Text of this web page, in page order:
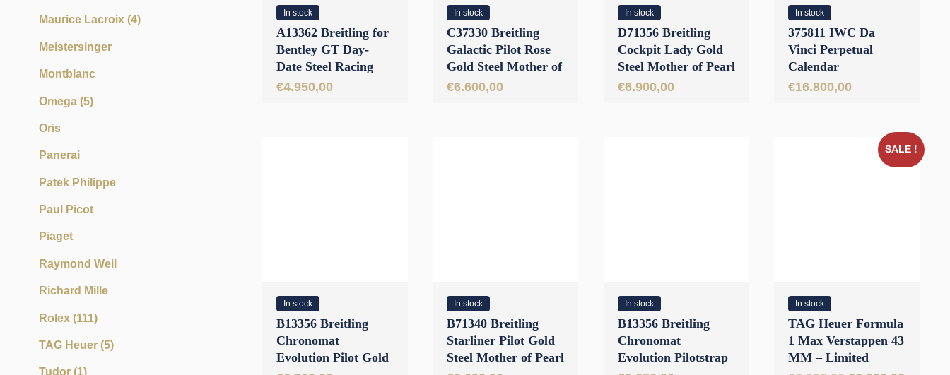
Maurice Lacroix (4)
Meistersinger
Montblanc
Omega (5)
Oris
Panerai
Patek Philippe
Paul Picot
Piaget
Raymond Weil
Richard Mille
Rolex (111)
TAG Heuer (5)
Tudor (1)
In stock
A13362 Breitling for
Bentley GT Day-
Date Steel Racing
Green 48 mm
€4.950,00
In stock
C37330 Breitling
Galactic Pilot Rose
Gold Steel Mother of
Pearl 36 mm
€6.600,00
In stock
D71356 Breitling
Cockpit Lady Gold
Steel Mother of Pearl
Diamonds 32 mm
€6.900,00
In stock
375811 IWC Da
Vinci Perpetual
Calendar
Chronograph Rose
€16.800,00
In stock
B13356 Breitling
Chronomat
Evolution Pilot Gold
In stock
B71340 Breitling
Starliner Pilot Gold
Steel Mother of Pearl
In stock
B13356 Breitling
Chronomat
Evolution Pilotstrap
SALE !
In stock
TAG Heuer Formula
1 Max Verstappen 43
MM – Limited